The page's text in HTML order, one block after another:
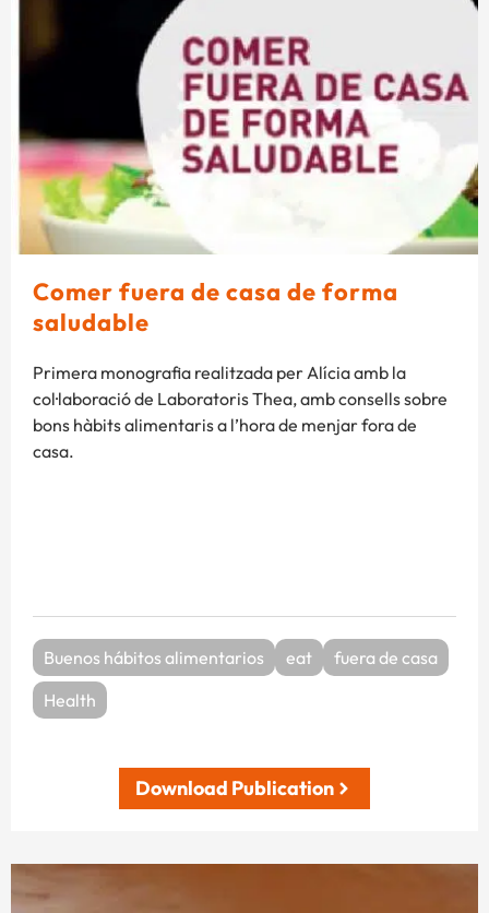
Comer fuera de casa de forma
saludable
Primera monografia realitzada per Alícia amb la
col·laboració de Laboratoris Thea, amb consells sobre
bons hàbits alimentaris a l’hora de menjar fora de
casa.
Buenos hábitos alimentarios eat
fuera de casa
Health
Download Publication